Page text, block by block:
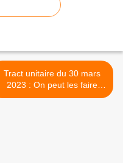
Tract unitaire du 30 mars
2023 : On peut les faire
reculer ! ✊ >